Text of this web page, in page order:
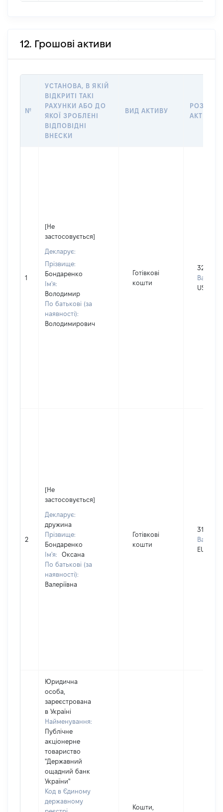
12. Грошові активи
№
УСТАНОВА, В ЯКІЙ
ВІДКРИТІ ТАКІ
РАХУНКИ АБО ДО
ЯКОЇ ЗРОБЛЕНІ
ВІДПОВІДНІ
ВНЕСКИ
ВИД АКТИВУ
РОЗМІР
АКТИВУ
1
[Не
застосовується]
Декларує:
Прізвище:
Бондаренко
Ім'я:
Володимир
По батькові (за
наявності):
Володимирович
Готівкові
кошти
3240
Валюта:
USD
2
[Не
застосовується]
Декларує:
дружина
Прізвище:
Бондаренко
Ім'я:
Оксана
По батькові (за
наявності):
Валеріївна
Готівкові
кошти
3100
Валюта:
EUR
Юридична
особа,
зареєстрована
в Україні
Найменування:
Публічне
акціонерне
товариство
"Державний
ощадний банк
України"
Код в Єдиному
державному
Кошти,